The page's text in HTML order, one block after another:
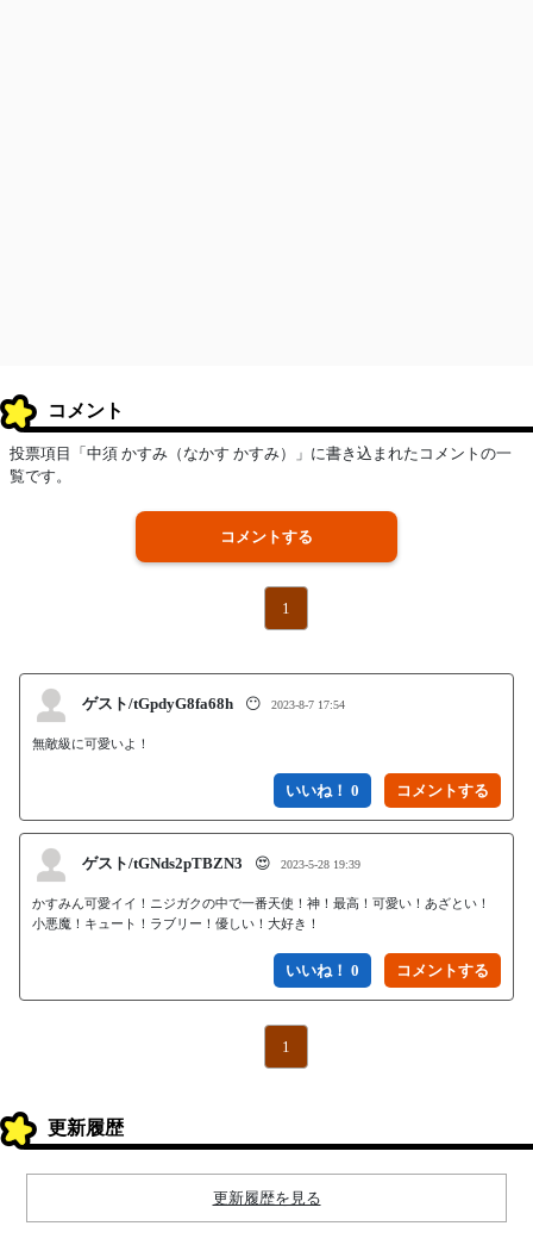
コメント
投票項目「中須 かすみ（なかす かすみ）」に書き込まれたコメントの一
覧です。
コメントする
1
ゲスト/tGpdyG8fa68h 😶 2023-8-7 17:54
無敵級に可愛いよ！
いいね！ 0
ゲスト/tGNds2pTBZN3 😍 2023-5-28 19:39
かすみん可愛イイ！ニジガクの中で一番天使！神！最高！可愛い！あざとい！
小悪魔！キュート！ラブリー！優しい！大好き！
いいね！ 0
1
更新履歴
更新履歴を見る